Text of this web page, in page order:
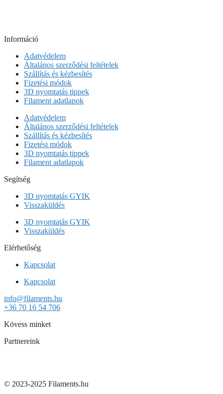
Információ
Adatvédelem
Általános szerződési feltételek
Szállítás és kézbesítés
Fizetési módok
3D nyomtatás tippek
Filament adatlapok
Adatvédelem
Általános szerződési feltételek
Szállítás és kézbesítés
Fizetési módok
3D nyomtatás tippek
Filament adatlapok
Segítség
3D nyomtatás GYIK
Visszaküldés
3D nyomtatás GYIK
Visszaküldés
Elérhetőség
Kapcsolat
Kapcsolat
info@filaments.hu
+36 70 16 54 706
Kövess minket
Partnereink
© 2023-2025 Filaments.hu